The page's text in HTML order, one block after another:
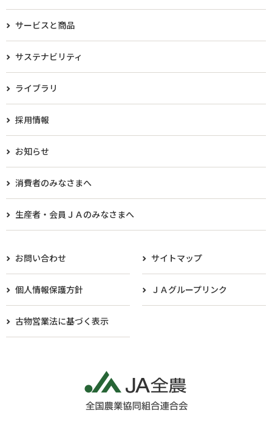
サービスと商品
サステナビリティ
ライブラリ
採用情報
お知らせ
消費者のみなさまへ
生産者・会員ＪＡのみなさまへ​
お問い合わせ サイトマップ
個人情報保護方針 ＪＡグループリンク
古物営業法に基づく表示